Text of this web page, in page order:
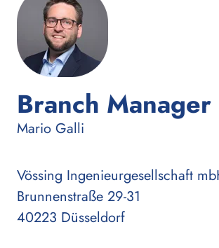
Branch Manager:
Mario Galli
Vössing Ingenieurgesellschaft
Brunnenstraße 29-31
40223 Düsseldorf